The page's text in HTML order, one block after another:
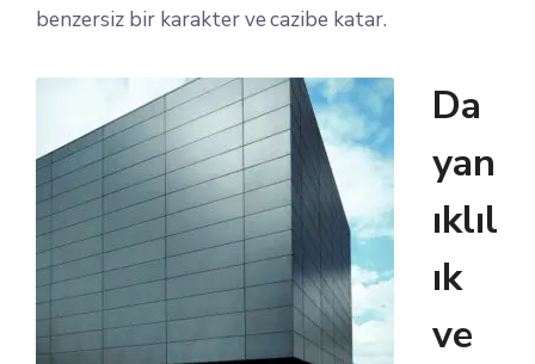
benzersiz bir karakter ve cazibe katar.
Da
yan
ıklıl
ık
ve